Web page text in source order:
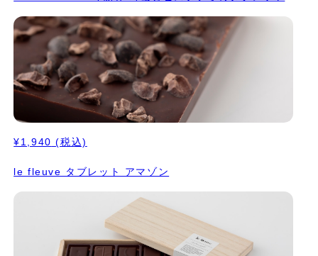
¥1,940 (税込)
le fleuve タブレット アマゾン